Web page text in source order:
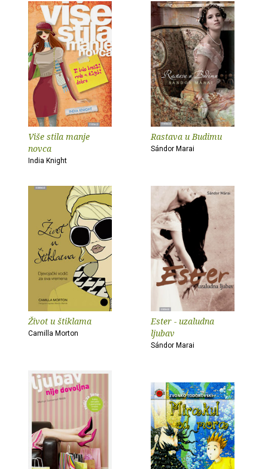
Više stila manje
novca
India Knight
Rastava u Budimu
Sándor Marai
Život u štiklama
Camilla Morton
Ester - uzaludna
ljubav
Sándor Marai